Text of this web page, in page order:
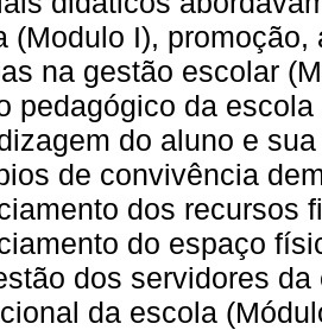
(Modulo I),
na gestão escolar
pedagógico da
do aluno e
de convivência
dos recursos
do espaço
dos servidores
da escola